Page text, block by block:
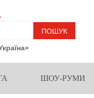
ПОШУК
ШОУ-РУМИ